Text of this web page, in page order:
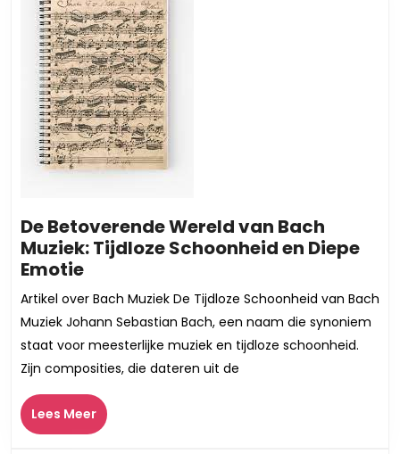
De Betoverende Wereld van Bach
Muziek: Tijdloze Schoonheid en Diepe
EmotieDe
Betoverende
Wereld
van
Bach
Muziek:
Tijdloze
Schoonheid
en
Artikel over Bach Muziek De Tijdloze Schoonheid van Bach
Muziek Johann Sebastian Bach, een naam die synoniem
staat voor meesterlijke muziek en tijdloze schoonheid.
Zijn composities, die dateren uit de
Lees MeerLees
Meer